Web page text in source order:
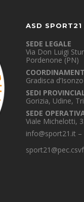
ASD
SEDE LEGALE
Via Don Luigi
Pordenone (PN)
Gradisca
SEDI
Gorizia, Udine,
SEDE
Viale Michelotti,
info@sport21.it –